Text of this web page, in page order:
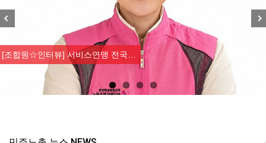
[조합원☆인터뷰] 서비스연맹 전국…